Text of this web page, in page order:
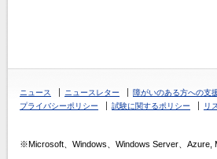
ニュース ニュースレター 障がいのある方への支
プライバシーポリシー
試験に関するポリシー リ
※Microsoft、Windows、Windows Server、Azure,